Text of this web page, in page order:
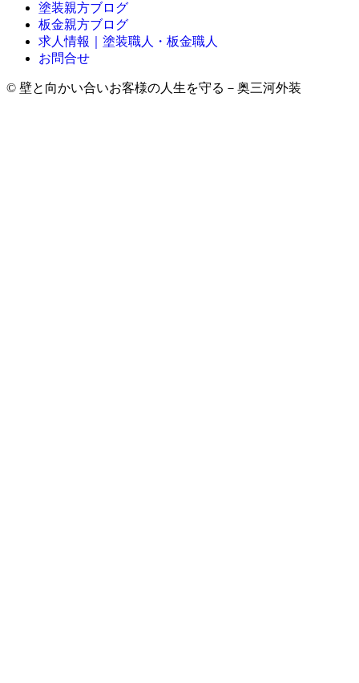
塗装親方ブログ
板金親方ブログ
求人情報｜塗装職人・板金職人
お問合せ
© 壁と向かい合いお客様の人生を守る－奥三河外装